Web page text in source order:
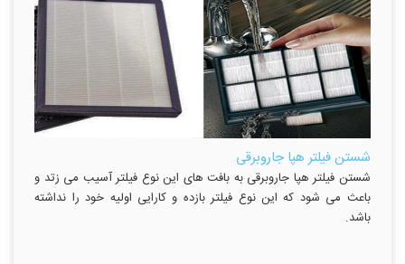
شستن فیلتر هپا جاروبرقی
شستن فیلتر هپا جاروبرقی به بافت های این نوع فیلتر آسیب می زتد و
باعث می شود که این نوع فیلتر بازده و کارایی اولیه خود را نداشته
باشد.